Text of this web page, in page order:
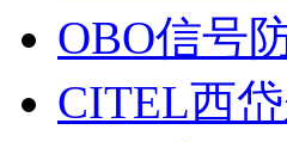
OBO信号
CITEL西